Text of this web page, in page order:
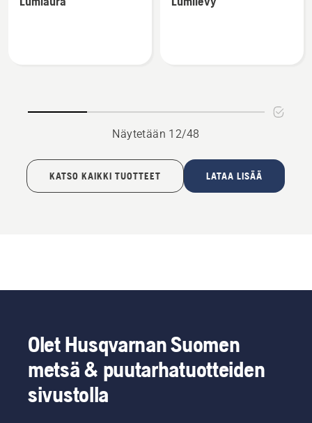
tuotteesta
lisälaitteet
tuotteesta
lisälaitteet
Näytetään 12/48
KATSO KAIKKI TUOTTEET LATAA LISÄÄ
Olet Husqvarnan Suomen
metsä & puutarhatuotteiden
sivustolla